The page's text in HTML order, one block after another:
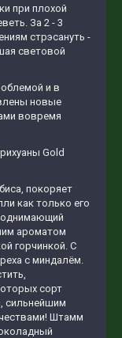
при плохой
За 2 - 3
стрэсануть -
световой
и в
новые
вовремя
Gold
покоряет
как только его
ароматом
горчинкой. С
с миндалём.
сорт
сильнейшим
Штамм